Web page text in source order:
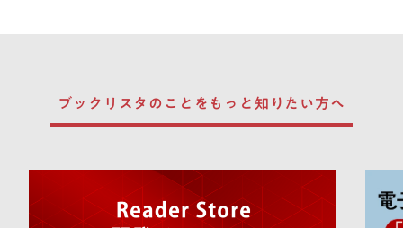
ブックリスタのことを もっと知りたい方へ